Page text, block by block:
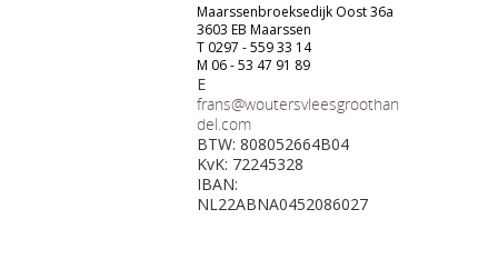
Maarssenbroeksedijk Oost 36a
3603 EB Maarssen
T 0297 - 559 33 14
M 06 - 53 47 91 89
E
frans@woutersvleesgroothan
del.com
BTW: 808052664B04
KvK: 72245328
IBAN:
NL22ABNA0452086027